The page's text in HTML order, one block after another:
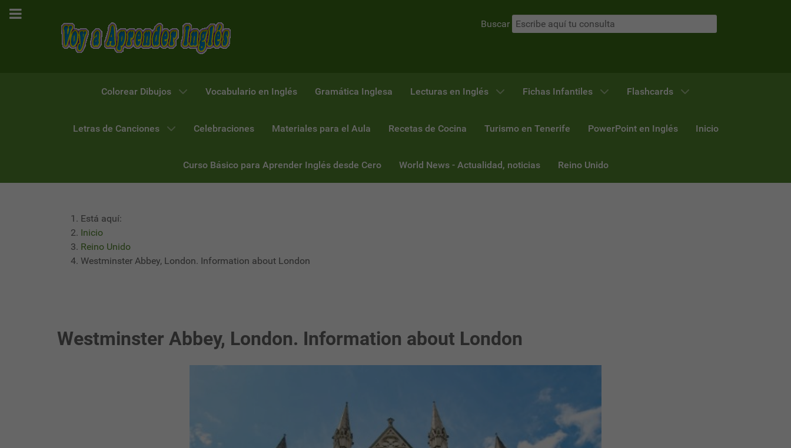
Buscar
Colorear Dibujos Vocabulario en Inglés Gramática Inglesa Lecturas en Inglés Fichas Infantiles Flashcards
Letras de Canciones Celebraciones Materiales para el Aula Recetas de Cocina Turismo en Tenerife PowerPoint en Inglés Inicio
Curso Básico para Aprender Inglés desde Cero World News - Actualidad, noticias Reino Unido
Está aquí:
Inicio
Reino Unido
Westminster Abbey, London. Information about London
Westminster Abbey, London. Information about London